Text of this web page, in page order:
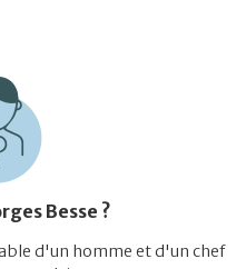
Besse ?
d'un homme et d'un chef